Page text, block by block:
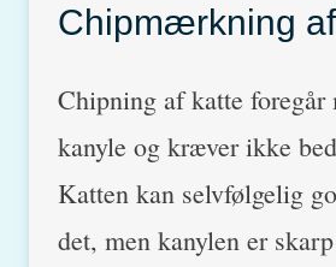
Chipmærkning
Chipning af katte foregår
kanyle og kræver ikke
Katten kan selvfølgelig
det, men kanylen er